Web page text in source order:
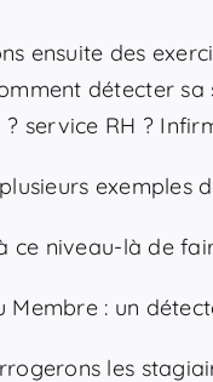
ensuite des
détecter
service RH ?
exemples
ce niveau-là de
Membre : un
les